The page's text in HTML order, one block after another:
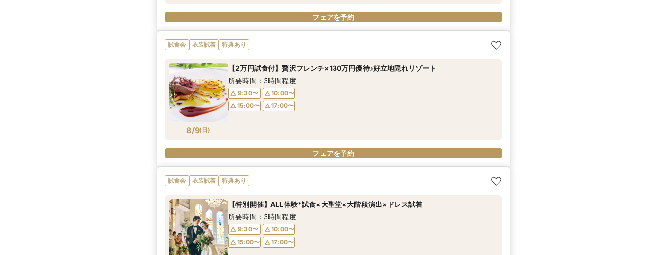
フェアを予約
試食会 衣装試着 特典あり
8/9( 日)
【2万円試食付】贅沢フレンチ×130万円優待♪好立地隠れリゾート
所要時間：3時間程度
9:30〜
10:00〜
15:00〜
17:00〜
フェアを予約
試食会 衣装試着 特典あり
【特別開催】ALL体験*試食×大聖堂×大階段演出×ドレス試着
所要時間：3時間程度
9:30〜
10:00〜
15:00〜
17:00〜